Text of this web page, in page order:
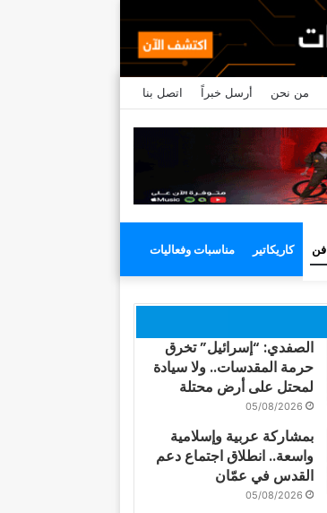
من نحن أرسل خبراً اتصل بنا
فن كاريكاتير مناسبات وفعاليات
الصفدي: “إسرائيل” تخرق
حرمة المقدسات.. ولا سيادة
لمحتل على أرض محتلة
05/08/2026
بمشاركة عربية وإسلامية
واسعة.. انطلاق اجتماع دعم
القدس في عمّان
05/08/2026